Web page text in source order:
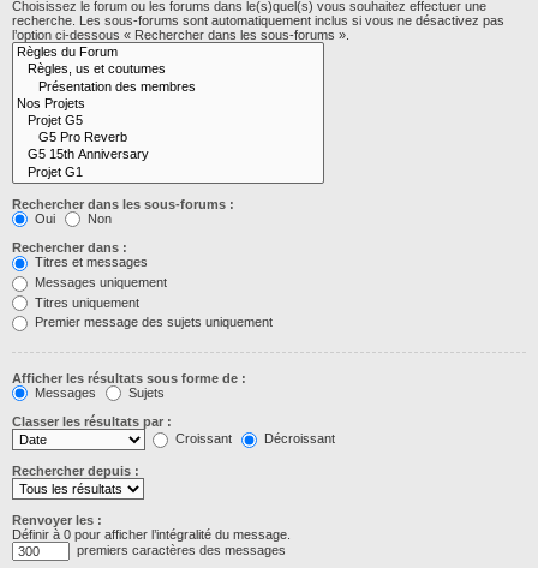
Choisissez le forum ou les forums dans le(s)quel(s) vous souhaitez effectuer une
recherche. Les sous-forums sont automatiquement inclus si vous ne désactivez pas
l’option ci-dessous « Rechercher dans les sous-forums ».
Rechercher dans les sous-forums :
Oui
Non
Rechercher dans :
Titres et messages
Messages uniquement
Titres uniquement
Premier message des sujets uniquement
Afficher les résultats sous forme de :
Messages
Sujets
Classer les résultats par :
Croissant
Décroissant
Rechercher depuis :
Renvoyer les :
Définir à 0 pour afficher l’intégralité du message.
premiers caractères des messages